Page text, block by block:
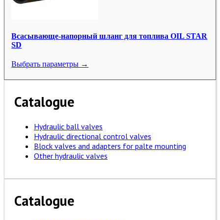
Всасывающе-напорный шланг для топлива OIL STAR
SD
Выбрать параметры →
Catalogue
Hydraulic ball valves
Hydraulic directional control valves
Block valves and adapters for palte mounting
Other hydraulic valves
Catalogue